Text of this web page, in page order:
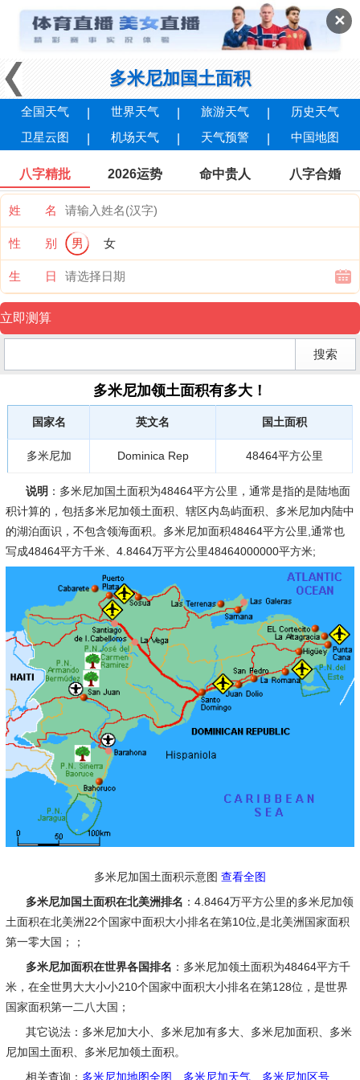
✕
多米尼加国土面积
全国天气 世界天气 旅游天气
历史天气
卫星云图
机场天气 天气预警 中国地图
八字精批 2026运势 命中贵人 八字合婚
姓 名
性 别 男 女
生 日
多米尼加领土面积有多大！
国家名 英文名 国土面积
多米尼加 Dominica Rep 48464平方公里
说明 ：多米尼加国土面积为48464平方公里，通常是指的是陆地面
积计算的，包括多米尼加领土面积、辖区内岛屿面积、多米尼加内陆中
的湖泊面识，不包含领海面积。多米尼加面积48464平方公里,通常也
写成48464平方千米、4.8464万平方公里48464000000平方米;
多米尼加国土面积示意图 查看全图
多米尼加国土面积在北美洲排名 ：4.8464万平方公里的多米尼加领
土面积在北美洲22个国家中面积大小排名在第10位,是北美洲国家面积
第一零大国；；
多米尼加面积在世界各国排名 ：多米尼加领土面积为48464平方千
米，在全世男大大小小210个国家中面积大小排名在第128位，是世界
国家面积第一二八大国；
其它说法：多米尼加大小、多米尼加有多大、多米尼加面积、多米
尼加国土面积、多米尼加领土面积。
相关查询： 多米尼加地图全图 多米尼加天气、 多米尼加区号